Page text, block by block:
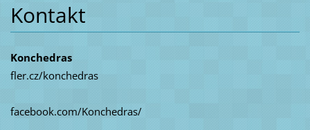
Kontakt
Konchedras
fler.cz/konchedras
facebook.com/Konchedras/